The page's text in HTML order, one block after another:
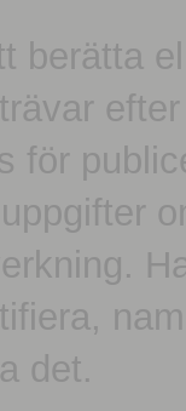
berätta
för
det.